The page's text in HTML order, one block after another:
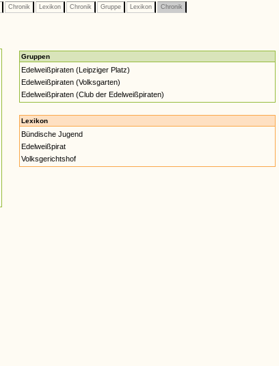
Chronik Lexikon Chronik Gruppe Lexikon Chronik
Gruppen
Edelweißpiraten (Leipziger Platz)
Edelweißpiraten (Volksgarten)
Edelweißpiraten (Club der Edelweißpiraten)
Lexikon
Bündische Jugend
Edelweißpirat
Volksgerichtshof